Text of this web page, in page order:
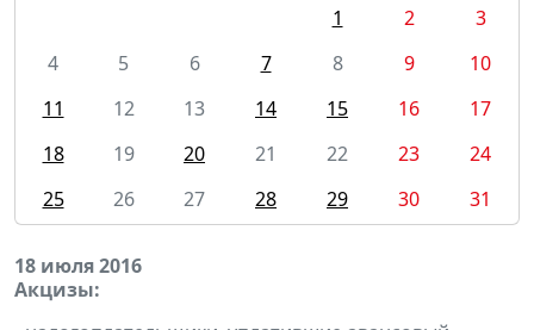
1
2
3
4
5 6 7 8 9
10
11
12 13 14 15 16
17
18
19 20 21 22 23
24
25
26 27 28 29 30 31
18 июля 2016
Акцизы: